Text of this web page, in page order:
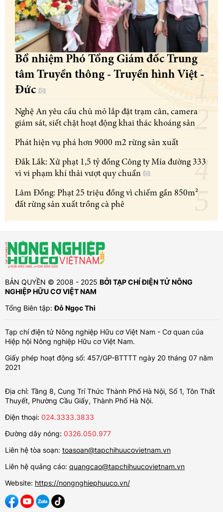
Bổ nhiệm Phó Tổng Giám đốc Trung
tâm Truyền thông - Truyền hình Việt -
Đức
Nghệ An yêu cầu chủ mỏ lắp đặt trạm cân, camera
giám sát, siết chặt hoạt động khai thác khoáng sản
Phát hiện vụ phá hơn 9000 m2 rừng sản xuất
Đắk Lắk: Xử phạt 1,5 tỷ đồng Công ty Mía đường 333
vì vi phạm khí thải vượt quy chuẩn
Lâm Đồng: Phạt 25 triệu đồng vì chiếm gần 850m²
đất rừng sản xuất trồng cà phê
BẢN QUYỀN © 2008 - 2025 BỞI TẠP CHÍ ĐIỆN TỬ NÔNG
NGHIỆP HỮU CƠ VIỆT NAM
Tổng Biên tập:Đỗ Ngọc Thi
Tạp chí điện tử Nông nghiệp Hữu cơ Việt Nam - Cơ quan của
Hiệp hội Nông nghiệp Hữu cơ Việt Nam.
Giấy phép hoạt động số: 457/GP-BTTTT ngày 20 tháng 07 năm
2021
Địa chỉ: Tầng 8, Cung Trí Thức Thành Phố Hà Nội, Số 1, Tôn Thất
Thuyết, Phường Cầu Giấy, Thành Phố Hà Nội.
Điện thoại: 024.3333.3833
Đường dây nóng: 0326.050.977
Liên hệ tòa soạn: toasoan@tapchihuucovietnam.vn
Liên hệ quảng cáo: quangcao@tapchihuucovietnam.vn
Website: https://nongnghiephuuco.vn/